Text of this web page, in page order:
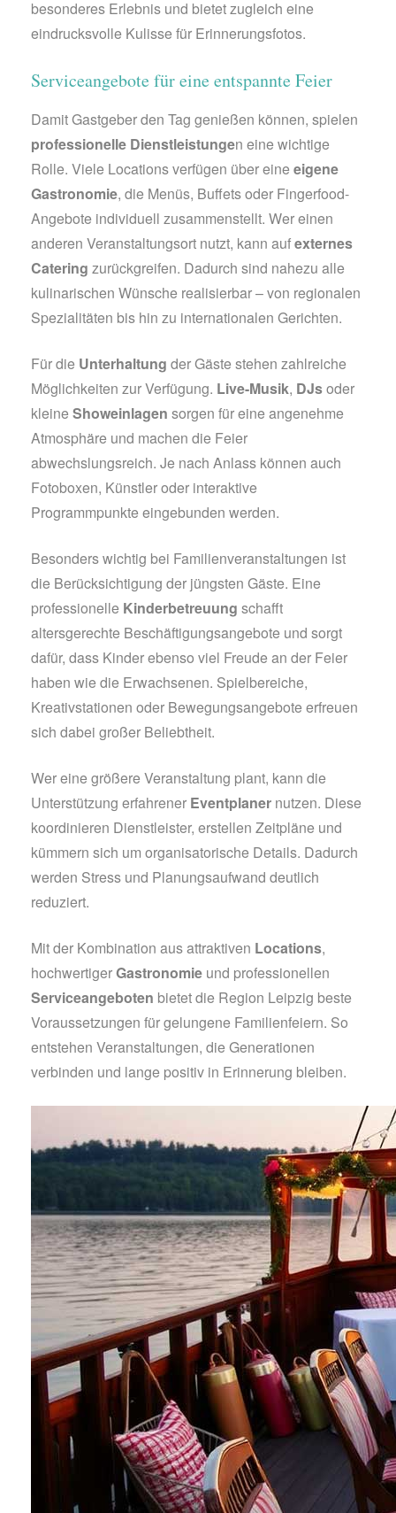
besonderes Erlebnis und bietet zugleich eine
eindrucksvolle Kulisse für Erinnerungsfotos.
Serviceangebote für eine entspannte Feier
Damit Gastgeber den Tag genießen können, spielen
professionelle Dienstleistungen eine wichtige
Rolle. Viele Locations verfügen über eine eigene
Gastronomie, die Menüs, Buffets oder Fingerfood-
Angebote individuell zusammenstellt. Wer einen
anderen Veranstaltungsort nutzt, kann aufexternes
Catering zurückgreifen. Dadurch sind nahezu alle
kulinarischen Wünsche realisierbar – von regionalen
Spezialitäten bis hin zu internationalen Gerichten.
Für die Unterhaltung der Gäste stehen zahlreiche
Möglichkeiten zur Verfügung. Live-Musik, DJsoder
kleine Showeinlagen sorgen für eine angenehme
Atmosphäre und machen die Feier
abwechslungsreich. Je nach Anlass können auch
Fotoboxen, Künstler oder interaktive
Programmpunkte eingebunden werden.
Besonders wichtig bei Familienveranstaltungen ist
die Berücksichtigung der jüngsten Gäste. Eine
professionelle Kinderbetreuung schafft
altersgerechte Beschäftigungsangebote und sorgt
dafür, dass Kinder ebenso viel Freude an der Feier
haben wie die Erwachsenen. Spielbereiche,
Kreativstationen oder Bewegungsangebote erfreuen
sich dabei großer Beliebtheit.
Wer eine größere Veranstaltung plant, kann die
Unterstützung erfahrener Eventplaner nutzen. Diese
koordinieren Dienstleister, erstellen Zeitpläne und
kümmern sich um organisatorische Details. Dadurch
werden Stress und Planungsaufwand deutlich
reduziert.
Mit der Kombination aus attraktiven Locations,
hochwertigerGastronomie und professionellen
Serviceangeboten bietet die Region Leipzig beste
Voraussetzungen für gelungene Familienfeiern. So
entstehen Veranstaltungen, die Generationen
verbinden und lange positiv in Erinnerung bleiben.